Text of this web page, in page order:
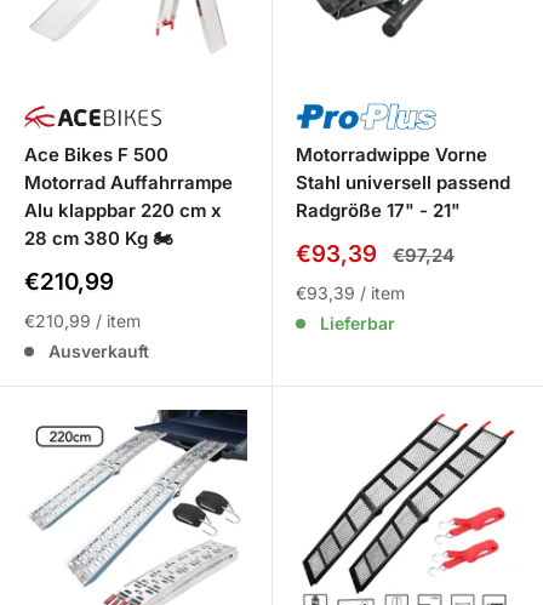
Ace Bikes F 500
Motorrad Auffahrrampe
Alu klappbar 220 cm x
28 cm 380 Kg 🏍️
Sale
€210,99
€210,99 / item
Ausverkauft
Motorradwippe Vorne
Stahl universell passend
Radgröße 17" - 21"
Sale
Preis
€93,39 Normalpreis
€97,24
€93,39 / item
Lieferbar